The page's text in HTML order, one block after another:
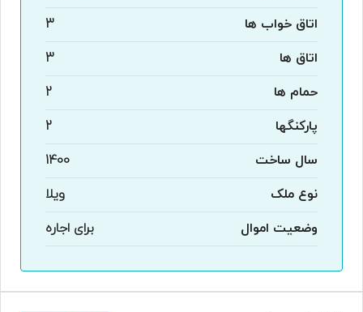
اتاق خواب ها
3
اتاق ها
3
حمام ها
2
پارکنگها
2
سال ساخت
1400
نوع ملک
ویلا
وضعیت اموال
برای اجاره